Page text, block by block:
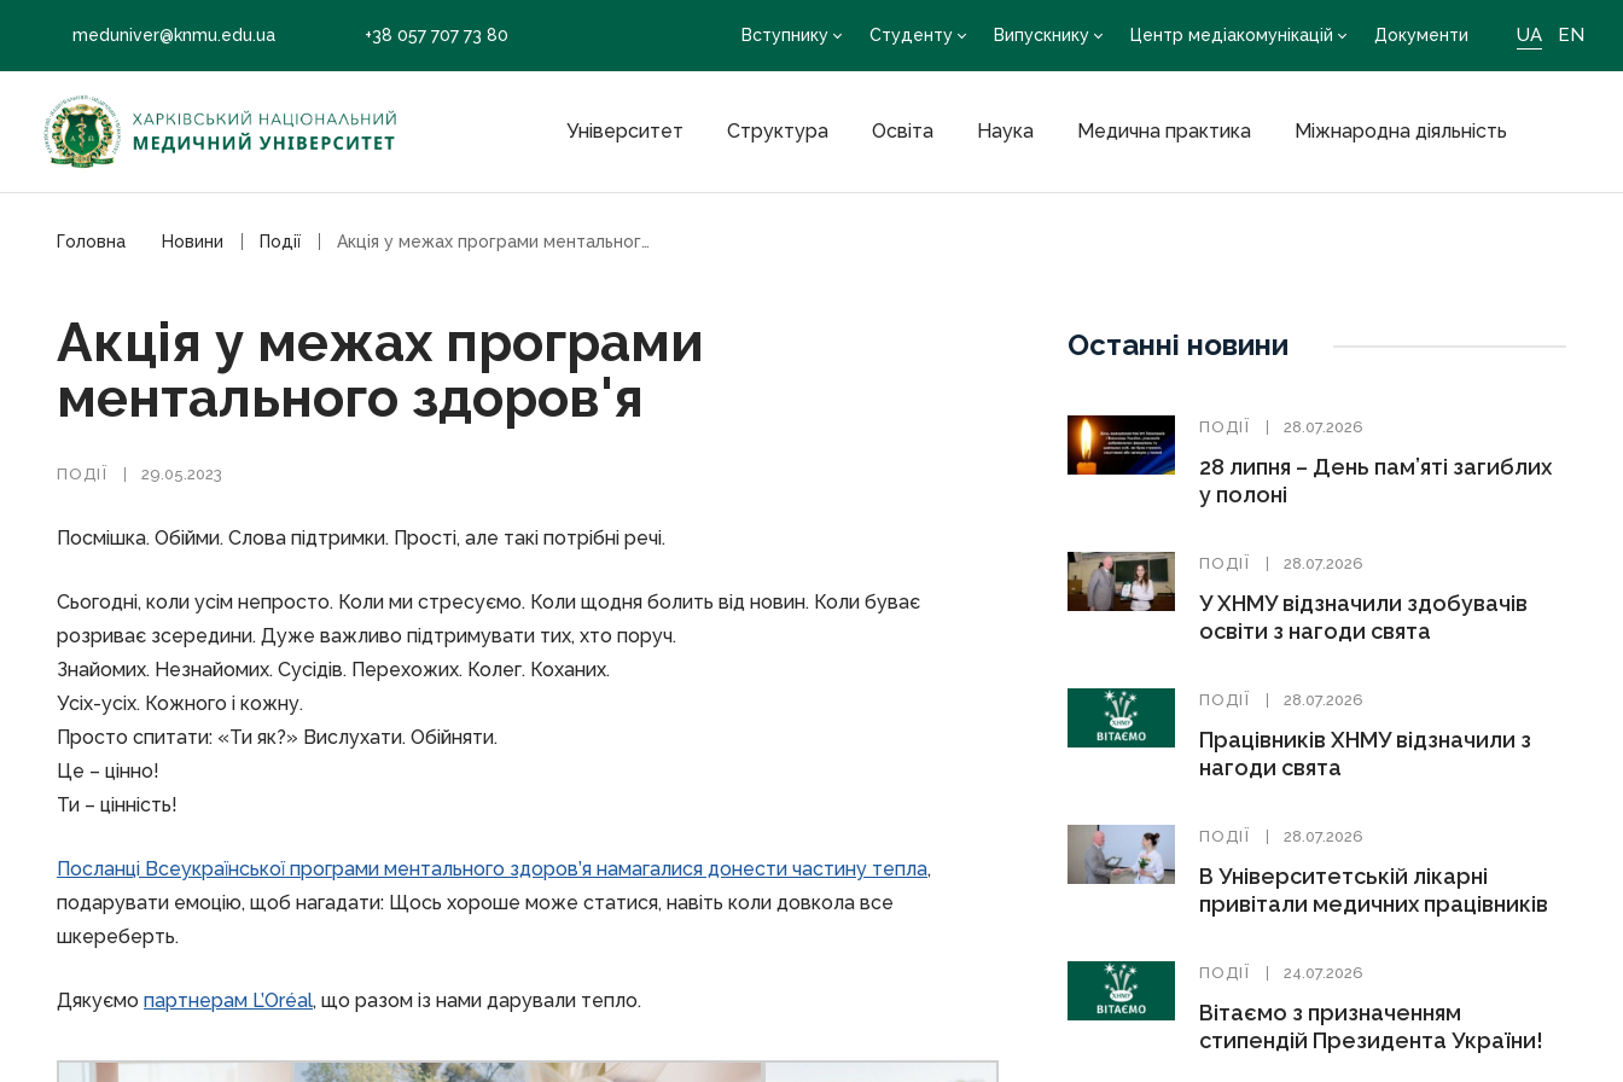
meduniver@knmu.edu.ua +38 057 707 73 80 Вступнику Студенту Випускнику Центр медіакомунікацій Документи UA EN
Університет Структура Освіта Наука Медична практика Міжнародна діяльність
Головна Новини Події
Акція у межах програми
ментального здоров'я
ПОДІЇ 29.05.2023
Посмішка. Обійми. Слова підтримки. Прості, але такі потрібні речі.
Сьогодні, коли усім непросто. Коли ми стресуємо. Коли щодня болить від новин. Коли буває
розриває зсередини. Дуже важливо підтримувати тих, хто поруч.
Знайомих. Незнайомих. Сусідів. Перехожих. Колег. Коханих.
Усіх-усіх. Кожного і кожну.
Просто спитати: «Ти як?» Вислухати. Обійняти.
Це – цінно!
Ти – цінність!
Посланці Всеукраїнської програми ментального здоров’я намагалися донести частину тепла,
подарувати емоцію, щоб нагадати: Щось хороше може статися, навіть коли довкола все
шкереберть.
Дякуємо партнерам L’Oréal, що разом із нами дарували тепло.
Останні новини
ПОДІЇ 28.07.2026
28 липня – День пам’яті загиблих
у полоні
ПОДІЇ 28.07.2026
У ХНМУ відзначили здобувачів
освіти з нагоди свята
ПОДІЇ 28.07.2026
Працівників ХНМУ відзначили з
нагоди свята
ПОДІЇ 28.07.2026
В Університетській лікарні
привітали медичних працівників
ПОДІЇ 24.07.2026
Вітаємо з призначенням
стипендій Президента України!